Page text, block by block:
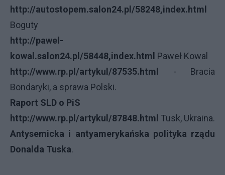
http://autostopem.salon24.pl/58248,index.html
Boguty
http://pawel-
kowal.salon24.pl/58448,index.html Paweł Kowal
http://www.rp.pl/artykul/87535.html
- Bracia
Bondaryki, a sprawa Polski.
Raport SLD o PiS
http://www.rp.pl/artykul/87848.html Tusk, Ukraina.
Antysemicka i antyamerykańska polityka rządu
Donalda Tuska.